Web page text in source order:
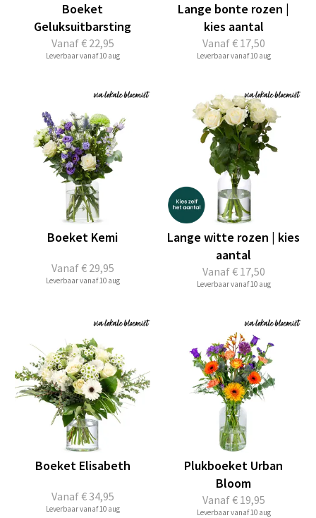
Vanaf€ 22,95
Boeket
Geluksuitbarsting
Leverbaar vanaf 10 aug
Vanaf€ 17,50
Lange bonte rozen |
kies aantal
Leverbaar vanaf 10 aug
Vanaf€ 29,95
Boeket Kemi
Leverbaar vanaf 10 aug
Vanaf€ 17,50
Lange witte rozen | kies
aantal
Leverbaar vanaf 10 aug
Vanaf€ 34,95
Boeket Elisabeth
Leverbaar vanaf 10 aug
Vanaf€ 19,95
Plukboeket Urban
Bloom
Leverbaar vanaf 10 aug